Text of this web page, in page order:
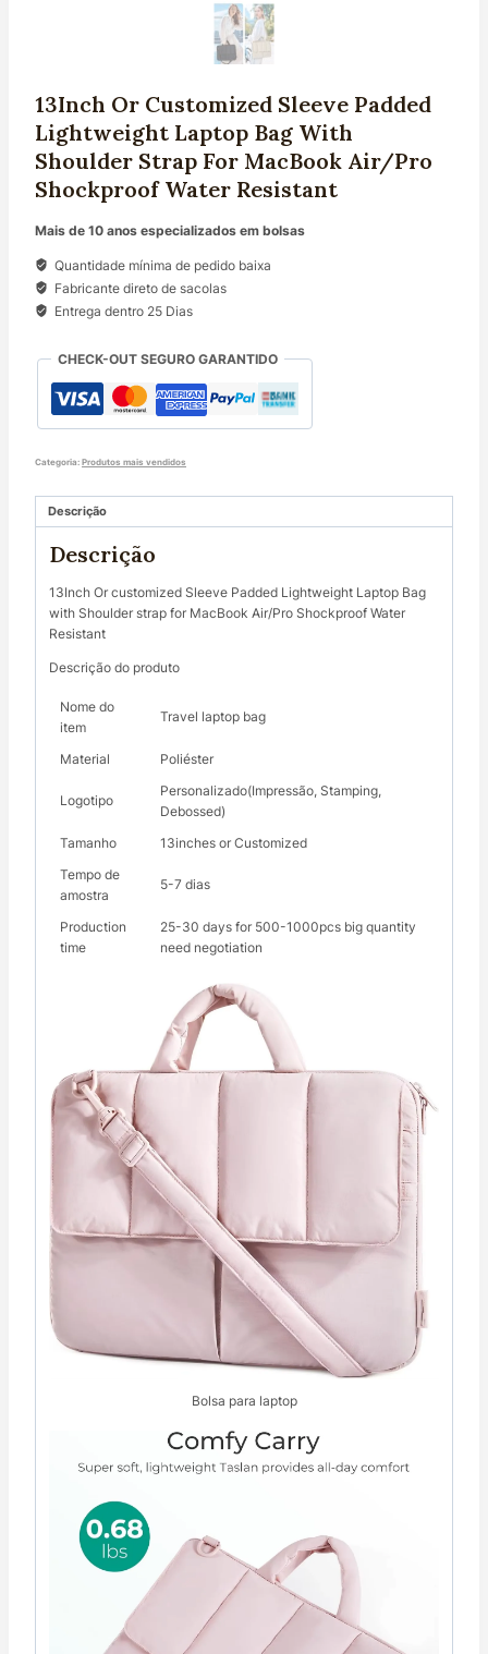
13Inch Or Customized Sleeve Padded
Lightweight Laptop Bag With
Shoulder Strap For MacBook Air/Pro
Shockproof Water Resistant
Mais de 10 anos especializados em bolsas
Quantidade mínima de pedido baixa
Fabricante direto de sacolas
Entrega dentro 25 Dias
CHECK-OUT SEGURO GARANTIDO
Categoria: Produtos mais vendidos
Descrição
Descrição
13Inch Or customized Sleeve Padded Lightweight Laptop Bag
with Shoulder strap for MacBook Air/Pro Shockproof Water
Resistant
Descrição do produto
Nome do
item
Travel laptop bag
Material Poliéster
Logotipo
Personalizado(Impressão, Stamping,
Debossed)
Tamanho
13inches or Customized
Tempo de
amostra
5-7 dias
Production
time
25-30 days for 500-1000pcs big quantity
need negotiation
Bolsa para laptop